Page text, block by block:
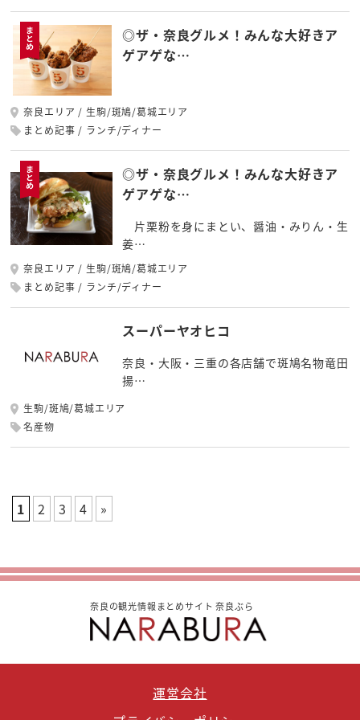
◎ザ・奈良グルメ！みんな大好きア
ゲアゲな…
奈良エリア
生駒/斑鳩/葛城エリア
まとめ記事
ランチ/ディナー
◎ザ・奈良グルメ！みんな大好きア
ゲアゲな…
片栗粉を身にまとい、醤油・みりん・生
姜…
奈良エリア
生駒/斑鳩/葛城エリア
まとめ記事
ランチ/ディナー
スーパーヤオヒコ
奈良・大阪・三重の各店舗で斑鳩名物竜田
揚…
生駒/斑鳩/葛城エリア
名産物
1 2 3 4 »
奈良の観光情報まとめサイト 奈良ぶら
運営会社